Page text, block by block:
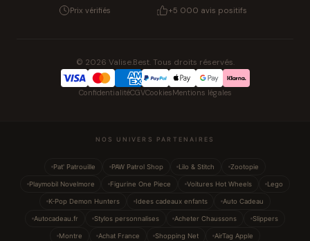
Prix vérifiés +5 000 avis positifs
© 2026 Valise.Best. Tous droits réservés.
ConfidentialitéCGVCookiesMentions légales
NOS UNIVERS PARTENAIRES
Pat' Patrouille PAW Patrol Shop Lilo & Stitch Zootopie
Playmobil Novelmore Figurine One Piece Voitures Hot Wheels Lego
K-Pop Demon Hunters Idees cadeaux enfants Auto Cadeau
Autocadeau.fr Stylos personnalises Acheter Chaussons Slippers
Montre Achat France Shopping Net AirTag Apple